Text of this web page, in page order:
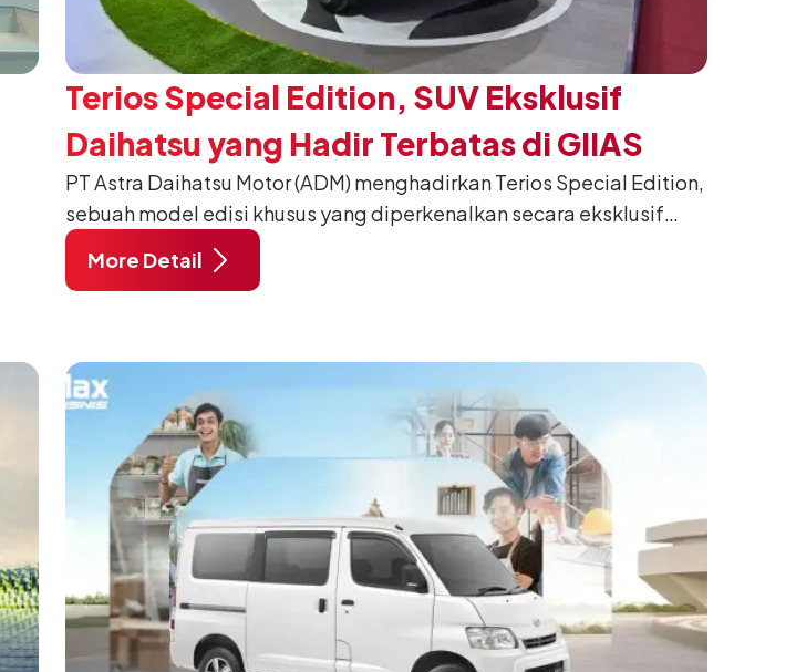
Terios Special Edition, SUV Eksklusif
Daihatsu yang Hadir Terbatas di GIIAS
2026
PT Astra Daihatsu Motor (ADM) menghadirkan Terios Special Edition,
sebuah model edisi khusus yang diperkenalkan secara eksklusif
pada ajang Gaikindo Indonesia International Auto Show (GIIAS) 2026
di ICE BSD City, Tangerang. Dikembangkan dari varian Terios 1.5 X
mengubah karakter tangguh yang telah menjadi ciri khas Terios.
More Detail